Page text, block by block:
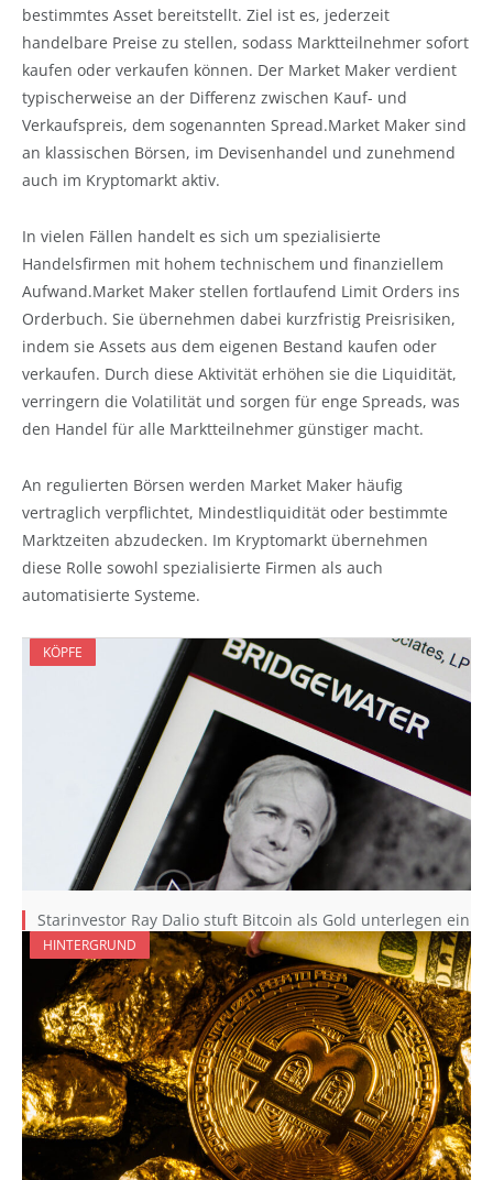
bestimmtes Asset bereitstellt. Ziel ist es, jederzeit
handelbare Preise zu stellen, sodass Marktteilnehmer sofort
kaufen oder verkaufen können. Der Market Maker verdient
typischerweise an der Differenz zwischen Kauf- und
Verkaufspreis, dem sogenannten Spread.Market Maker sind
an klassischen Börsen, im Devisenhandel und zunehmend
auch im Kryptomarkt aktiv.
In vielen Fällen handelt es sich um spezialisierte
Handelsfirmen mit hohem technischem und finanziellem
Aufwand.Market Maker stellen fortlaufend Limit Orders ins
Orderbuch. Sie übernehmen dabei kurzfristig Preisrisiken,
indem sie Assets aus dem eigenen Bestand kaufen oder
verkaufen. Durch diese Aktivität erhöhen sie die Liquidität,
verringern die Volatilität und sorgen für enge Spreads, was
den Handel für alle Marktteilnehmer günstiger macht.
An regulierten Börsen werden Market Maker häufig
vertraglich verpflichtet, Mindestliquidität oder bestimmte
Marktzeiten abzudecken. Im Kryptomarkt übernehmen
diese Rolle sowohl spezialisierte Firmen als auch
automatisierte Systeme.
KÖPFE
Starinvestor Ray Dalio stuft Bitcoin als Gold unterlegen ein
HINTERGRUND